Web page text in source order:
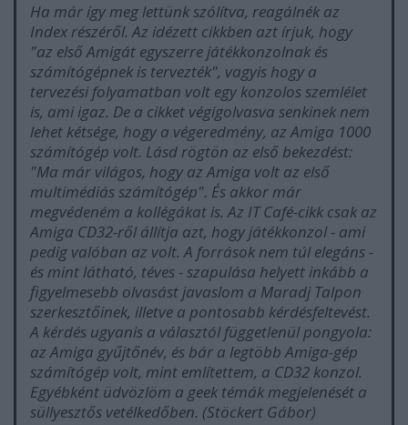
Ha már így meg lettünk szólítva, reagálnék az
Index részéről. Az idézett cikkben azt írjuk, hogy
"az első Amigát egyszerre játékkonzolnak és
számítógépnek is tervezték", vagyis hogy a
tervezési folyamatban volt egy konzolos szemlélet
is, ami igaz. De a cikket végigolvasva senkinek nem
lehet kétsége, hogy a végeredmény, az Amiga 1000
számítógép volt. Lásd rögtön az első bekezdést:
"Ma már világos, hogy az Amiga volt az első
multimédiás számítógép". És akkor már
megvédeném a kollégákat is. Az IT Café-cikk csak az
Amiga CD32-ről állítja azt, hogy játékkonzol - ami
pedig valóban az volt. A források nem túl elegáns -
és mint látható, téves - szapulása helyett inkább a
figyelmesebb olvasást javaslom a Maradj Talpon
szerkesztőinek, illetve a pontosabb kérdésfeltevést.
A kérdés ugyanis a választól függetlenül pongyola:
az Amiga gyűjtőnév, és bár a legtöbb Amiga-gép
számítógép volt, mint említettem, a CD32 konzol.
Egyébként üdvözlöm a geek témák megjelenését a
süllyesztős vetélkedőben. (Stöckert Gábor)